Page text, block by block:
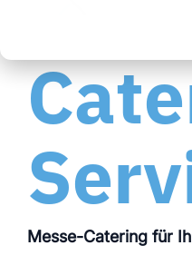
Das System
Buchung
Logistik
Analytics
Procurement
Logistik-
Skalierbarkeit
Nachhaltigkeit
Technologie
Blog
Messe-Catering für